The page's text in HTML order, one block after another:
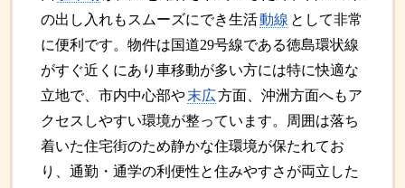
の出し入れもスムーズにでき生活動線 として非常
に便利です。物件は国道29号線である徳島環状線
がすぐ近くにあり車移動が多い方には特に快適な
立地で、市内中心部や末広方面、沖洲方面へもア
クセスしやすい環境が整っています。周囲は落ち
着いた住宅街のため静かな住環境が保たれてお
り、通勤・通学の利便性と住みやすさが両立した